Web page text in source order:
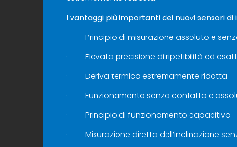
I vantaggi più importantidei nuovi sensori di
· Principio di misurazione assoluto e
· Elevata precisione di ripetibilità ed
· Deriva termica estremamente ridotta
· Funzionamento senza contatto e
· Principio di funzionamento capacitivo
· Misurazione diretta dell’inclinazione